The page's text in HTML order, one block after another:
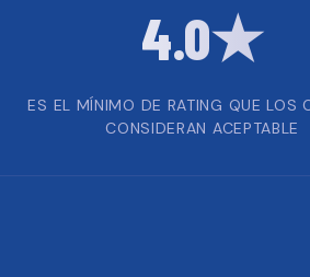
4.0★
ES EL MÍNIMO DE RATING QUE LOS
CONSIDERAN ACEPTABLE